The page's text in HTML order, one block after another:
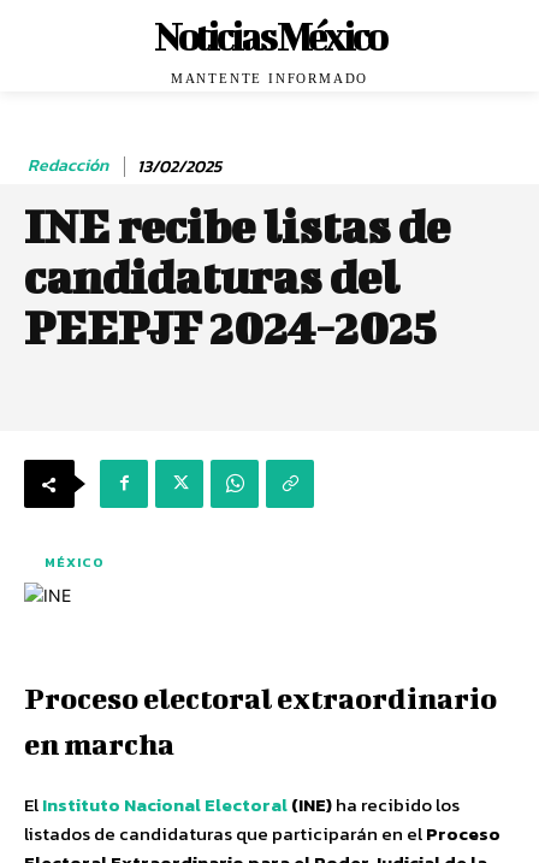
Noticias México
MANTENTE INFORMADO
Redacción 13/02/2025
INE recibe listas de
candidaturas del
PEEPJF 2024-2025
MÉXICO
Proceso electoral extraordinario
en marcha
ElInstituto Nacional Electoral(INE)ha recibido los
listados de candidaturas que participarán en elProceso